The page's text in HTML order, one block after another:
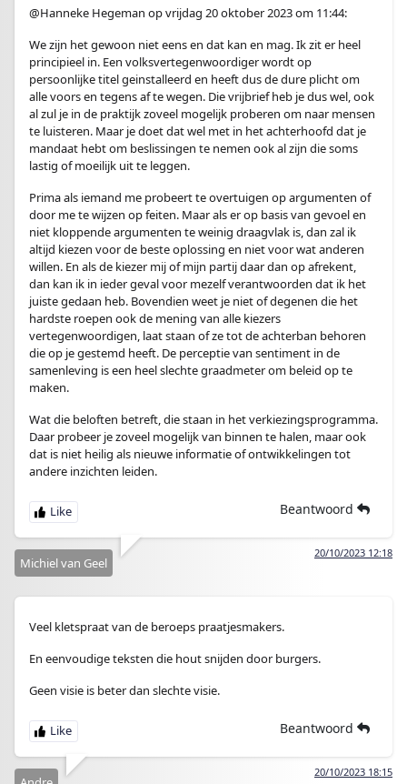
@Hanneke Hegeman op vrijdag 20 oktober 2023 om 11:44:
We zijn het gewoon niet eens en dat kan en mag. Ik zit er heel
principieel in. Een volksvertegenwoordiger wordt op
persoonlijke titel geinstalleerd en heeft dus de dure plicht om
alle voors en tegens af te wegen. Die vrijbrief heb je dus wel, ook
al zul je in de praktijk zoveel mogelijk proberen om naar mensen
te luisteren. Maar je doet dat wel met in het achterhoofd dat je
mandaat hebt om beslissingen te nemen ook al zijn die soms
lastig of moeilijk uit te leggen.
Prima als iemand me probeert te overtuigen op argumenten of
door me te wijzen op feiten. Maar als er op basis van gevoel en
niet kloppende argumenten te weinig draagvlak is, dan zal ik
altijd kiezen voor de beste oplossing en niet voor wat anderen
willen. En als de kiezer mij of mijn partij daar dan op afrekent,
dan kan ik in ieder geval voor mezelf verantwoorden dat ik het
juiste gedaan heb. Bovendien weet je niet of degenen die het
hardste roepen ook de mening van alle kiezers
vertegenwoordigen, laat staan of ze tot de achterban behoren
die op je gestemd heeft. De perceptie van sentiment in de
samenleving is een heel slechte graadmeter om beleid op te
maken.
Wat die beloften betreft, die staan in het verkiezingsprogramma.
Daar probeer je zoveel mogelijk van binnen te halen, maar ook
dat is niet heilig als nieuwe informatie of ontwikkelingen tot
andere inzichten leiden.
Beantwoord
20/10/2023 12:18
Michiel van Geel
Veel kletspraat van de beroeps praatjesmakers.
En eenvoudige teksten die hout snijden door burgers.
Geen visie is beter dan slechte visie.
Beantwoord
20/10/2023 18:15